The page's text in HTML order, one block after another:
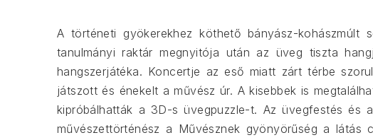
A történeti gyökerekhez köthető bányász-
tanulmányi raktár megnyitója után az üveg tiszta
hangszerjátéka. Koncertje az eső miatt zárt térbe
játszott és énekelt a művész úr. A kisebbek is
kipróbálhatták a 3D-s üvegpuzzle-t. Az üvegfestés és
művészettörténész a Művésznek gyönyörűség a látás